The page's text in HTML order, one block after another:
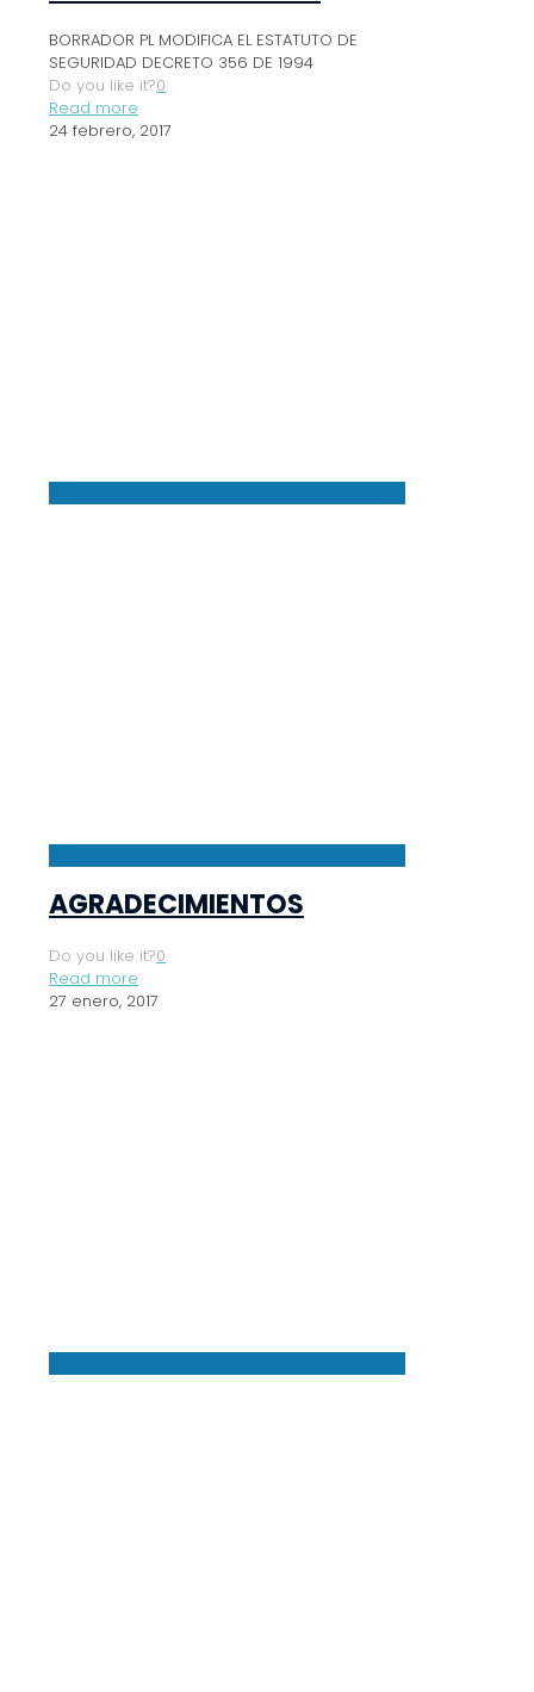
BORRADOR PL MODIFICA EL ESTATUTO DE
SEGURIDAD DECRETO 356 DE 1994
Do you like it?0
Read more
24 febrero, 2017
AGRADECIMIENTOS
Do you like it?0
Read more
27 enero, 2017